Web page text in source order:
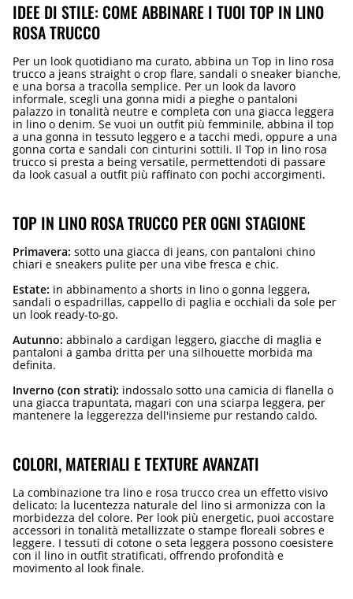
IDEE DI STILE: COME ABBINARE I TUOI TOP IN LINO
ROSA TRUCCO
Per un look quotidiano ma curato, abbina un Top in lino rosa
trucco a jeans straight o crop flare, sandali o sneaker bianche,
e una borsa a tracolla semplice. Per un look da lavoro
informale, scegli una gonna midi a pieghe o pantaloni
palazzo in tonalità neutre e completa con una giacca leggera
in lino o denim. Se vuoi un outfit più femminile, abbina il top
a una gonna in tessuto leggero e a tacchi medi, oppure a una
gonna corta e sandali con cinturini sottili. Il Top in lino rosa
trucco si presta a being versatile, permettendoti di passare
da look casual a outfit più raffinato con pochi accorgimenti.
TOP IN LINO ROSA TRUCCO PER OGNI STAGIONE
Primavera: sotto una giacca di jeans, con pantaloni chino
chiari e sneakers pulite per una vibe fresca e chic.
Estate: in abbinamento a shorts in lino o gonna leggera,
sandali o espadrillas, cappello di paglia e occhiali da sole per
un look ready-to-go.
Autunno: abbinalo a cardigan leggero, giacche di maglia e
pantaloni a gamba dritta per una silhouette morbida ma
definita.
Inverno (con strati): indossalo sotto una camicia di flanella o
una giacca trapuntata, magari con una sciarpa leggera, per
mantenere la leggerezza dell'insieme pur restando caldo.
COLORI, MATERIALI E TEXTURE AVANZATI
La combinazione tra lino e rosa trucco crea un effetto visivo
delicato: la lucentezza naturale del lino si armonizza con la
morbidezza del colore. Per look più energetic, puoi accostare
accessori in tonalità metallizzate o stampe floreali sobres e
leggere. I tessuti di cotone o seta leggera possono coesistere
con il lino in outfit stratificati, offrendo profondità e
movimento al look finale.